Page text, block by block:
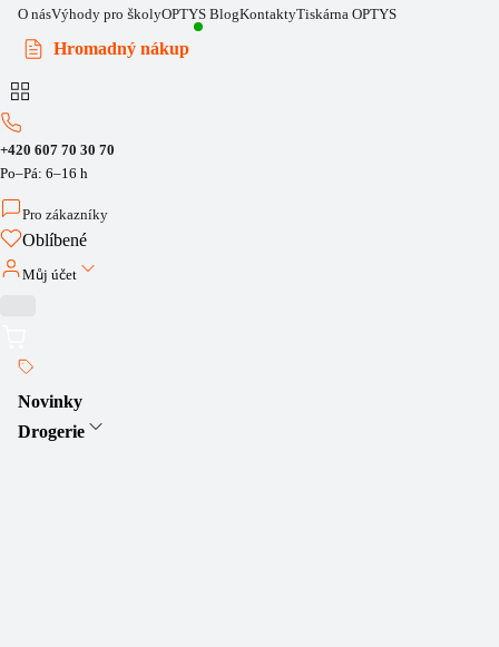
O násVýhody pro školyOPTYS BlogKontaktyTiskárna OPTYS
Hromadný nákup
+420 607 70 30 70
Po–Pá: 6–16 h
Pro zákazníky
Oblíbené
Můj účet
Novinky
Drogerie